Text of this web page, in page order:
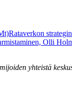
Rataverkon
Olli
yhteistä